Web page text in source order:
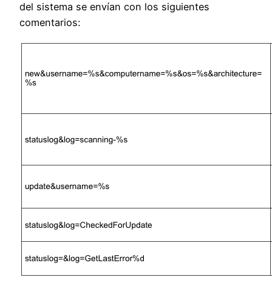
del sistema se envían con los siguientes
comentarios: